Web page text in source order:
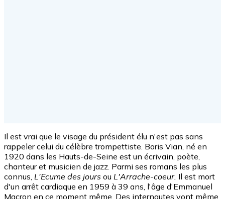
Il est vrai que le visage du président élu n'est pas sans
rappeler celui du célèbre trompettiste. Boris Vian, né en
1920 dans les Hauts-de-Seine est un écrivain, poète,
chanteur et musicien de jazz. Parmi ses romans les plus
connus, L'Ecume des jours ou L'Arrache-coeur. Il est mort
d'un arrêt cardiaque en 1959 à 39 ans, l'âge d'Emmanuel
Macron en ce moment même. Des internautes vont même